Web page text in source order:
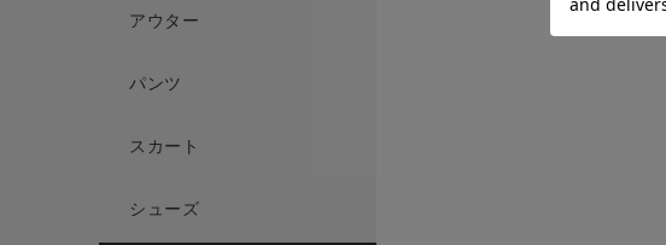
アウター
パンツ
スカート
シューズ